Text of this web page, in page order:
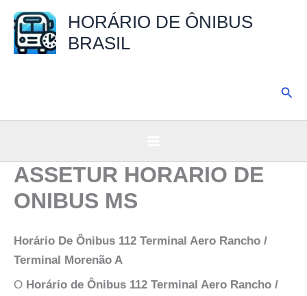
para
HORÁRIO DE ÔNIBUS
BRASIL
ASSETUR HORARIO DE
ONIBUS MS
Horário De Ônibus 112 Terminal Aero Rancho /
Terminal Morenão A
O Horário de Ônibus 112 Terminal Aero Rancho /